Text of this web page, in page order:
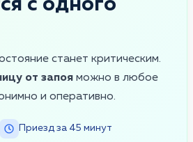
с одного
станет критическим.
от запоя можно в любое
и оперативно.
Приезд за 45 минут